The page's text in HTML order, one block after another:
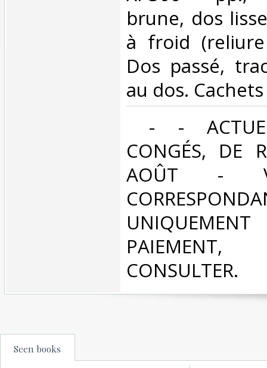
brune, dos
à froid
Dos passé,
au dos.
- -
CONGÉS, DE
AOÛT -
CONSULTER.‎
Seen books